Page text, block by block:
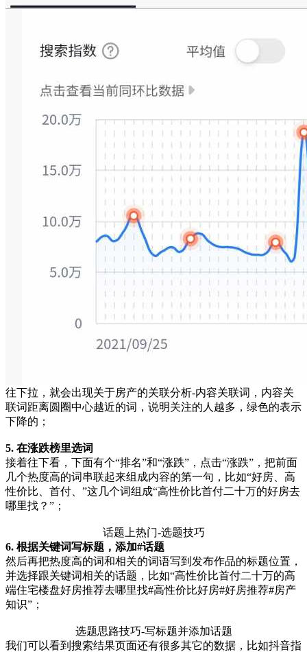
往下拉，就会出现关于房产的关联分析-内容关联词，内容关
联词距离圆圈中心越近的词，说明关注的人越多，绿色的表示
下降的；
5. 在涨跌榜里选词
接着往下看，下面有个“排名”和“涨跌”，点击“涨跌”，把前面
几个热度高的词串联起来组成内容的第一句，比如“好房、高
性价比、首付、”这几个词组成“高性价比首付二十万的好房去
哪里找？”；
话题上热门-选题技巧
6. 根据关键词写标题，添加#话题
然后再把热度高的词和相关的词语写到发布作品的标题位置，
并选择跟关键词相关的话题，比如“高性价比首付二十万的高
端住宅楼盘好房推荐去哪里找#高性价比好房#好房推荐#房产
知识”；
选题思路技巧-写标题并添加话题
我们可以看到搜索结果页面还有很多其它的数据，比如抖音指